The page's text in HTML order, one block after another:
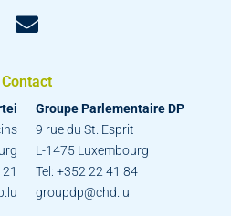
Contact
Groupe Parlementaire DP
9 rue du St. Esprit
L-1475 Luxembourg
Tel: +352 22 41 84
groupdp@chd.lu